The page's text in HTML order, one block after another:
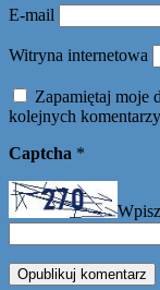
E-mail
Witryna internetowa
Zapamiętaj moje
kolejnych
Captcha *